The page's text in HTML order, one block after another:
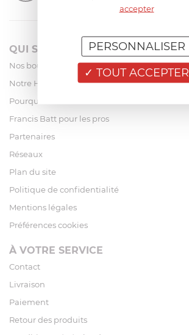
QUI SOMMES-NOUS?
Nos boutiques
Notre Histoire
Pourquoi acheter chez Francis Batt ?
Francis Batt pour les pros
Partenaires
Réseaux
Plan du site
Politique de confidentialité
Mentions légales
Préférences cookies
À VOTRE SERVICE
Contact
Livraison
Paiement
Retour des produits
accepter
TOUT ACCEPTER
PERSONNALISER